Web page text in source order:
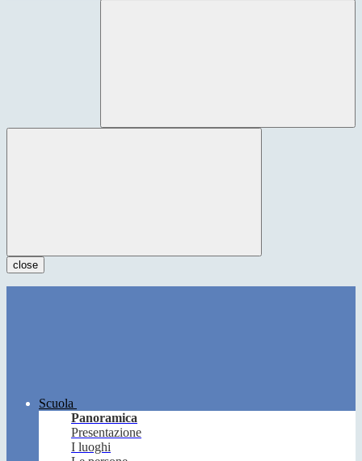
close
Scuola
Panoramica
Presentazione
I luoghi